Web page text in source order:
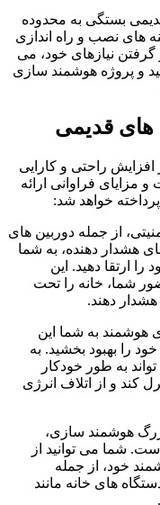
بستگی به محدوده
های نصب و راه‌ اندازی
نیازهای خود، می‌
و پروژه هوشمند سازی
های قدیمی
راحتی و کارایی
مزایای فراوانی ارائه
خواهد شد:
از جمله دوربین‌ های
هشدار دهنده، به شما
را ارتقا دهید. این
شما، خانه را تحت
دهند.
هوشمند به شما این
را بهبود بخشید. به
به طور خودکار
کند و از اتلاف انرژی
هوشمند سازی،
شما می‌ توانید از
خود، از جمله
های خانه مانند